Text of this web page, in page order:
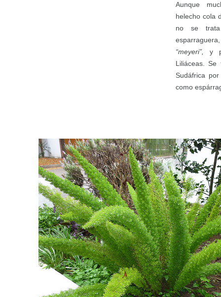
Aunque
helecho cola
no se
“meyeri”, y
Liliáceas.
Sudáfrica
como